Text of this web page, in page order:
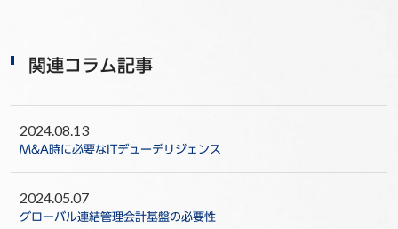
関連コラム記事
2024.08.13
M&A時に必要なITデューデリジェンス
2024.05.07
グローバル連結管理会計基盤の必要性